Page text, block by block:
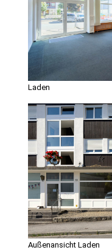
Laden
Außenansicht Laden